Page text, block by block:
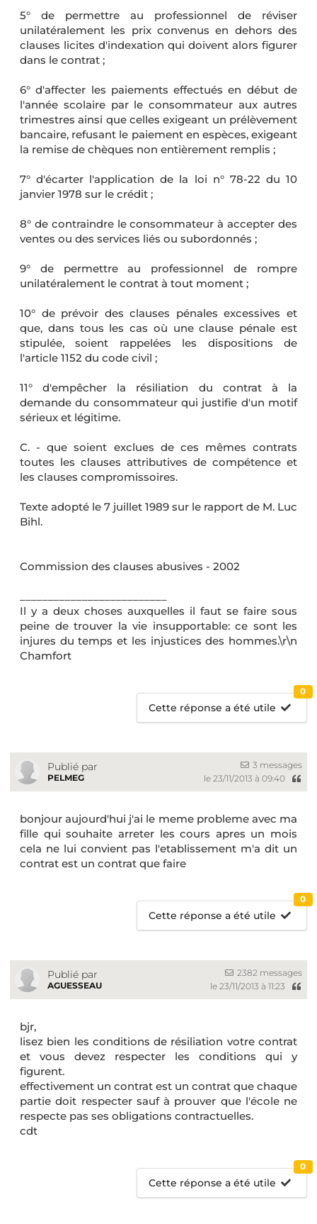
5° de permettre au professionnel de réviser
unilatéralement les prix convenus en dehors des
clauses licites d'indexation qui doivent alors figurer
dans le contrat ;
6° d'affecter les paiements effectués en début de
l'année scolaire par le consommateur aux autres
trimestres ainsi que celles exigeant un prélèvement
bancaire, refusant le paiement en espèces, exigeant
la remise de chèques non entièrement remplis ;
7° d'écarter l'application de la loi n° 78-22 du 10
janvier 1978 sur le crédit ;
8° de contraindre le consommateur à accepter des
ventes ou des services liés ou subordonnés ;
9° de permettre au professionnel de rompre
unilatéralement le contrat à tout moment ;
10° de prévoir des clauses pénales excessives et
que, dans tous les cas où une clause pénale est
stipulée, soient rappelées les dispositions de
l'article 1152 du code civil ;
11° d'empêcher la résiliation du contrat à la
demande du consommateur qui justifie d'un motif
sérieux et légitime.
C. - que soient exclues de ces mêmes contrats
toutes les clauses attributives de compétence et
les clauses compromissoires.
Texte adopté le 7 juillet 1989 sur le rapport de M. Luc
Bihl.
Commission des clauses abusives - 2002
Il y a deux choses auxquelles il faut se faire sous
peine de trouver la vie insupportable: ce sont les
injures du temps et les injustices des hommes.\r\n
Chamfort
Cette réponse a été utile
0
Publié par
PELMEG
3 messages
le 23/11/2013 à 09:40
bonjour aujourd'hui j'ai le meme probleme avec ma
fille qui souhaite arreter les cours apres un mois
cela ne lui convient pas l'etablissement m'a dit un
contrat est un contrat que faire
Cette réponse a été utile
0
Publié par
AGUESSEAU
2382 messages
le 23/11/2013 à 11:23
bjr,
lisez bien les conditions de résiliation votre contrat
et vous devez respecter les conditions qui y
figurent.
effectivement un contrat est un contrat que chaque
partie doit respecter sauf à prouver que l'école ne
respecte pas ses obligations contractuelles.
cdt
Cette réponse a été utile
0